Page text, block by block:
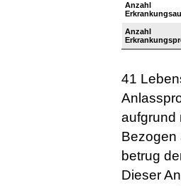
Anzahl
Anzahl
41
aufgrund
Bezogen
betrug
Dieser